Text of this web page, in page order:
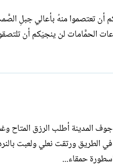
أن تعتصموا منهُ بأعالي جبلِ
الحمَّامات لن ينجيَكم أن
المدينة أطلب الرزق المتاح
الطريق ورتقت نعلي ولعبت
حمقاء...